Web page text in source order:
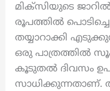
മിക്സിയുടെ ജാറിൽ
രൂപത്തിൽ
തയ്യാറാക്കി
ഒരു പാത്രത്തിൽ
കൂടുതൽ ദിവസം
സാധിക്കുന്നതാണ്.